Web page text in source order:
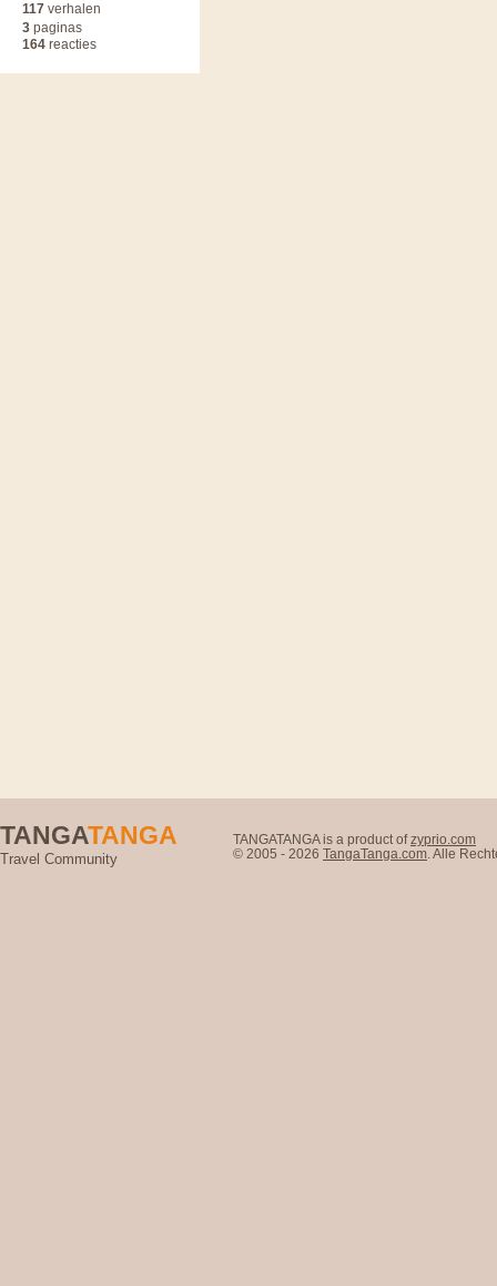
117 verhalen
3 paginas
164 reacties
TANGATANGA
Travel Community
TANGATANGA is a product ofzyprio.com
© 2005 - 2026 TangaTanga.com . Alle